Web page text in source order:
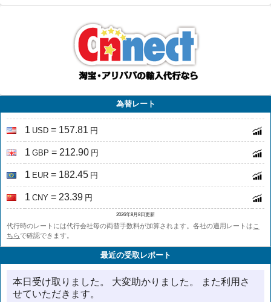
為替レート
1 USD = 157.81 円
1 GBP = 212.90 円
1 EUR = 182.45 円
1 CNY = 23.39 円
2026年8月8日更新
代行時のレートには代行会社毎の両替手数料が加算されます。各社の適用レートは こ
ちらで確認できます。
最近の受取レポート
本日受け取りました。 大変助かりました。 また利用さ
せていただきます。